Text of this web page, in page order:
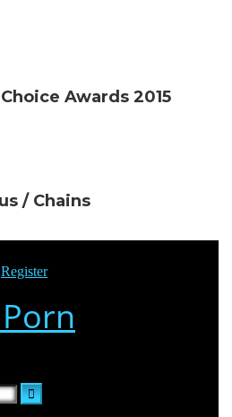
Awards 2015
/ Chains